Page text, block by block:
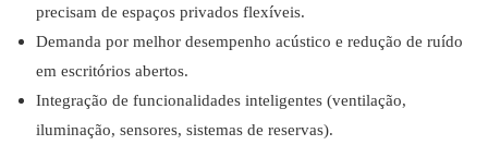
precisam de espaços privados flexíveis.
Demanda por melhor desempenho acústico e redução de ruído
em escritórios abertos.
Integração de funcionalidades inteligentes (ventilação,
iluminação, sensores, sistemas de reservas).